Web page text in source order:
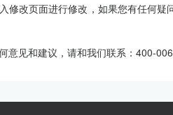
修改页面进行修改，如果您有任何疑
意见和建议，请和我们联系：400-